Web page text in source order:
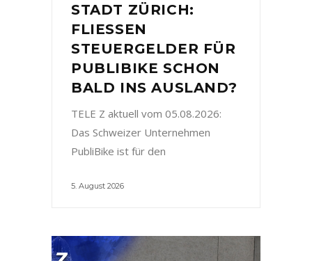
STADT ZÜRICH:
FLIESSEN
STEUERGELDER FÜR
PUBLIBIKE SCHON
BALD INS AUSLAND?
TELE Z aktuell vom 05.08.2026:
Das Schweizer Unternehmen
PubliBike ist für den
5. August 2026